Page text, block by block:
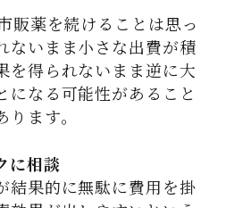
販薬を続けることは思っ
ないまま小さな出費が積
を得られないまま逆に大
になる可能性があること
ます。
に相談
結果的に無駄に費用を掛